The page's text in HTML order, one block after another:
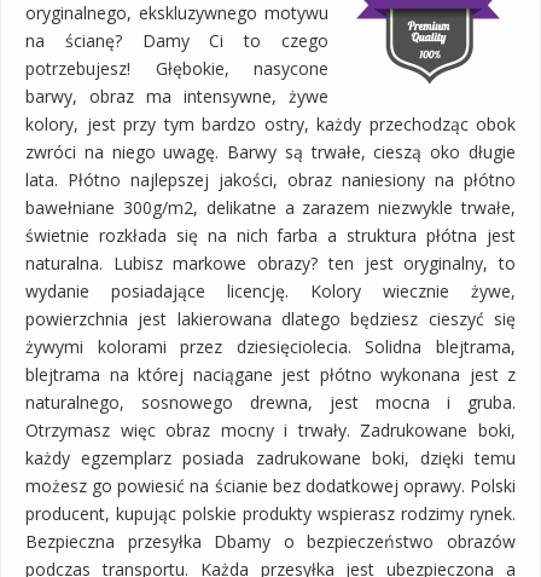
oryginalnego, ekskluzywnego motywu
na ścianę? Damy Ci to czego
potrzebujesz! Głębokie, nasycone
barwy, obraz ma intensywne, żywe
kolory, jest przy tym bardzo ostry, każdy przechodząc obok
zwróci na niego uwagę. Barwy są trwałe, cieszą oko długie
lata. Płótno najlepszej jakości, obraz naniesiony na płótno
bawełniane 300g/m2, delikatne a zarazem niezwykle trwałe,
świetnie rozkłada się na nich farba a struktura płótna jest
naturalna. Lubisz markowe obrazy? ten jest oryginalny, to
wydanie posiadające licencję. Kolory wiecznie żywe,
powierzchnia jest lakierowana dlatego będziesz cieszyć się
żywymi kolorami przez dziesięciolecia. Solidna blejtrama,
blejtrama na której naciągane jest płótno wykonana jest z
naturalnego, sosnowego drewna, jest mocna i gruba.
Otrzymasz więc obraz mocny i trwały. Zadrukowane boki,
każdy egzemplarz posiada zadrukowane boki, dzięki temu
możesz go powiesić na ścianie bez dodatkowej oprawy. Polski
producent, kupując polskie produkty wspierasz rodzimy rynek.
Bezpieczna przesyłka Dbamy o bezpieczeństwo obrazów
podczas transportu. Każda przesyłka jest ubezpieczona a